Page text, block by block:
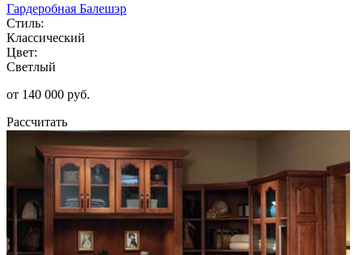
Гардеробная Балешэр
Стиль:
Классический
Цвет:
Светлый
от 140 000 руб.
Рассчитать